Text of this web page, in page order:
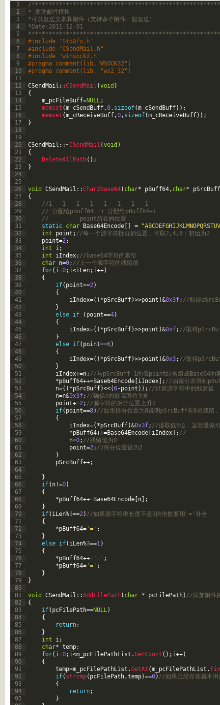
1
2
3
4
5
6
7
8
9
10
11
12
13
14
15
16
17
18
19
20
21
22
23
24
25
26
27
28
29
30
31
32
33
34
35
36
37
38
39
40
41
42
43
44
45
46
47
48
49
50
51
52
53
54
55
56
57
58
59
60
61
62
63
64
65
66
67
68
69
70
71
72
73
74
75
76
77
78
79
80
81
82
83
84
85
86
87
88
89
90
91
92
93
94
95
/
* 发送邮件模块
*可以发送文本和附件（支持多个附件一起发送）
*Date:2011-12-01
#include "StdAfx.h"
#include "CSendMail.h"
#include "winsock2.h"
#pragma comment(lib,"WSOCK32")
#pragma comment(lib, "ws2_32")
CSendMail ::CSendMail (void )
{
m_pcFileBuff=NULL ;
memset (m_cSendBuff ,0 , sizeof(m_cSendBuff) ) ;
memset (m_cReceiveBuff ,0 , sizeof(m_cReceiveBuff) ) ;
}
CSendMail ::~CSendMail (void )
{
DeleteAllPath( ) ;
}
void CSendMail ::Char2Base64( char* pBuff64 , char*
pSrcBuff
{
//1   1   1   1   1   1   1   1
// 分配给pBuff64  ↑ 分配给pBuff64+1
//         point所在的位置
static char Base64Encode [ ] =
int
point ; //每一个源字符拆分的位置，可取2,4,6；初始为2
point=2 ;
int
i ;
int
iIndex; //base64字符的索引
char n=0; //上一个源字符的残留值
for( i=0; i<iLen; i++)
{
if( point==2 )
{
iIndex=( ( *pSrcBuff)>>point )&0x3f; //取得
}
else if ( point==4)
{
iIndex=( ( *pSrcBuff)>>point )&0xf; //取得
}
else if( point==6)
{
iIndex=( ( *pSrcBuff)>>point )&0x3; //取得
}
iIndex+=n; //与pSrcBuff-1的低point结合组成Base64
*pBuff64++=Base64Encode [iIndex] ; //由索引表得到
n=( ( *pSrcBuff)<<(6-point ) ) ; //计算源字符中的残留
n=n&0x3f; //确保n的最高两位为0
point+=2 ; //源字符的拆分位置上升2
if( point==8) //如果拆分位置为8说明pSrcBuff有6位残留
{
iIndex=( *pSrcBuff)&0x3f; //提取低6位，这就是
*pBuff64++=Base64Encode [iIndex] ; //
n=0; //残留值为0
point=2 ; //拆分位置设为2
}
pSrcBuff++;
}
if( n !=0)
{
*pBuff64++=Base64Encode [n] ;
}
if( iLen%3==2 ) //如果源字符串长度不是3的倍数要用'='补全
{
*pBuff64= '=' ;
}
else if( iLen%3==1 )
{
*pBuff64++= '=' ;
*pBuff64= '=' ;
}
}
void CSendMail ::AddFilePath( char * pcFilePath) //添加附
{
if( pcFilePath==NULL )
{
return;
}
int
i ;
char* temp;
for( i=0; i<m_pcFilePathList .GetCount ( ) ; i++)
{
temp=m_pcFilePathList .GetAt (m_pcFilePathList .
if( strcmp( pcFilePath ,temp)==0) //如果已经存在就不
{
return;
}